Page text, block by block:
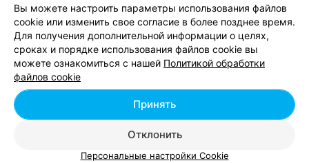
Связаться по вопросам сотрудничества
Написать руководителю relax.by
Персональные настройки cookie
Обработка персональных данных
© 2026 ООО «Артокс Лаб», УНП 191700409, регистрирующий орган -
| 220012, Республика Беларусь, г. Минск,
Вы можете настроить параметры использования файлов
cookie или изменить свое согласие в более позднее время.
Для получения дополнительной информации о целях,
сроках и порядке использования файлов cookie вы
можете ознакомиться с нашей Политикой обработки
файлов cookie
Отклонить
Принять
Персональные настройки Cookie